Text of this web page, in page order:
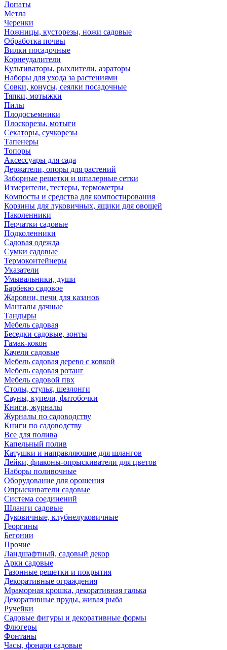
Лопаты
Метла
Черенки
Ножницы, кусторезы, ножи садовые
Обработка почвы
Вилки посадочные
Корнеудалители
Культиваторы, рыхлители, аэраторы
Наборы для ухода за растениями
Совки, конусы, сеялки посадочные
Тяпки, мотыжки
Пилы
Плодосъемники
Плоскорезы, мотыги
Секаторы, сучкорезы
Тапенеры
Топоры
Аксессуары для сада
Держатели, опоры для растений
Заборные решетки и шпалерные сетки
Измерители, тестеры, термометры
Компосты и средства для компостирования
Корзины для луковичных, ящики для овощей
Наколенники
Перчатки садовые
Подколенники
Садовая одежда
Сумки садовые
Термоконтейнеры
Указатели
Умывальники, души
Барбекю садовое
Жаровни, печи для казанов
Мангалы дачные
Тандыры
Мебель садовая
Беседки садовые, зонты
Гамак-кокон
Качели садовые
Мебель садовая дерево с ковкой
Мебель садовая ротанг
Мебель садовой пвх
Столы, стулья, шезлонги
Сауны, купели, фитобочки
Книги, журналы
Журналы по садоводству
Книги по садоводству
Все для полива
Капельный полив
Катушки и направляюшие для шлангов
Лейки, флаконы-опрыскиватели для цветов
Наборы поливочные
Оборудование для орошения
Опрыскиватели садовые
Система соединений
Шланги садовые
Луковичные, клубнелуковичные
Георгины
Бегонии
Прочие
Ландшафтный, садовый декор
Арки садовые
Газонные решетки и покрытия
Декоративные ограждения
Мраморная крошка, декоративная галька
Декоративные пруды, живая рыба
Ручейки
Садовые фигуры и декоративные формы
Флюгеры
Фонтаны
Часы, фонари садовые